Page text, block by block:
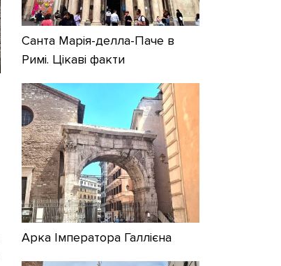
Санта Марія-делла-Паче в
Римі. Цікаві факти
Арка Імператора Галлієна